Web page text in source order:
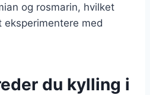
og rosmarin, hvilket
med
du kylling i